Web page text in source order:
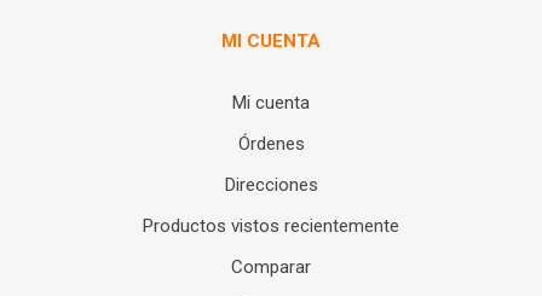
MI CUENTA
Mi cuenta
Órdenes
Direcciones
Productos vistos recientemente
Comparar